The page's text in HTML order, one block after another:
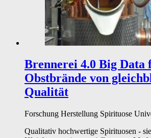
Brennerei 4.0 Big Data
Obstbrände von
Qualität
Forschung Herstellung Spirituose
Qualitativ hochwertige Spirituosen -